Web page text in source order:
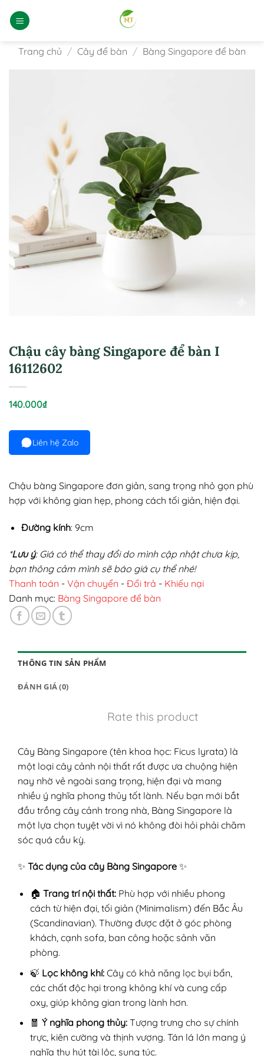
qua
dungTrang chủ / Cây để bàn / Bàng Singapore để bàn
Chậu cây bàng Singapore để bàn I
16112602
140.000₫
Liên hệ Zalo
Chậu bàng Singapore đơn giản, sang trọng nhỏ gọn phù
hợp với không gian hẹp, phong cách tối giản, hiện đại.
Đường kính: 9cm
*Lưu ý: Giá có thể thay đổi do mình cập nhật chưa kịp,
bạn thông cảm mình sẽ báo giá cụ thể nhé!
Thanh toán - Vận chuyển - Đổi trả - Khiếu nại
Danh mục: Bàng Singapore để bàn
THÔNG TIN SẢN PHẨM
ĐÁNH GIÁ (0)
Rate this product
Cây Bàng Singapore (tên khoa học: Ficus lyrata) là
một loại cây cảnh nội thất rất được ưa chuộng hiện
nay nhờ vẻ ngoài sang trọng, hiện đại và mang
nhiều ý nghĩa phong thủy tốt lành. Nếu bạn mới bắt
đầu trồng cây cảnh trong nhà, Bàng Singapore là
một lựa chọn tuyệt vời vì nó không đòi hỏi phải chăm
sóc quá cầu kỳ.
✨ Tác dụng của cây Bàng Singapore ✨
🏠 Trang trí nội thất:Phù hợp với nhiều phong
cách từ hiện đại, tối giản (Minimalism) đến Bắc Âu
(Scandinavian). Thường được đặt ở góc phòng
khách, cạnh sofa, ban công hoặc sảnh văn
phòng.
🍃 Lọc không khí:Cây có khả năng lọc bụi bẩn,
các chất độc hại trong không khí và cung cấp
oxy, giúp không gian trong lành hơn.
🧧 Ý nghĩa phong thủy:Tượng trưng cho sự chính
trực, kiên cường và thịnh vượng. Tán lá lớn mang ý
nghĩa thu hút tài lộc, sung túc.